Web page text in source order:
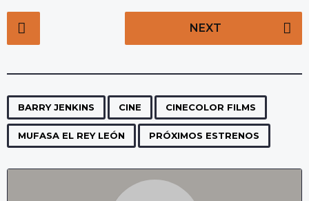
o
t
P
g
i
n
NEXT
BARRY JENKINS CINE CINECOLOR FILMS
MUFASA EL REY LEÓN PRÓXIMOS ESTRENOS